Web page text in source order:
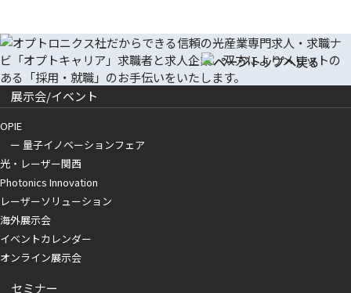
展示会/イベント
OPIE
ー 量子イノベーションフェア
光・レーザー関西
Photonics Innovation
レーザーソリューション
海外展示会
イベントカレンダー
オンライン展示会
セミナー